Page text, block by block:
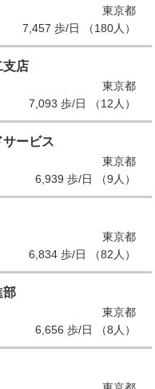
東京都
7,457 歩/日 （180人）
店
東京都
7,093 歩/日 （12人）
ービス
東京都
6,939 歩/日 （9人）
東京都
6,834 歩/日 （82人）
部
東京都
6,656 歩/日 （8人）